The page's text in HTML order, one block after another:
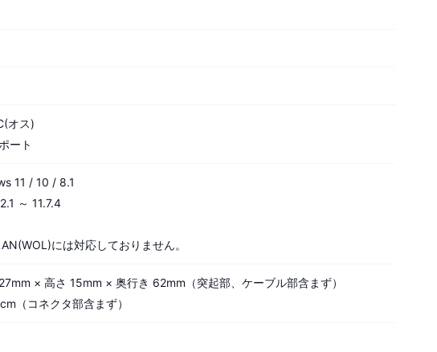
オス)
ート
11 / 10 / 8.1
～ 11.7.4
には対応しておりません。
× 高さ 15mm × 奥行き 62mm（突起部、ケーブル部含まず）
（コネクタ部含まず）